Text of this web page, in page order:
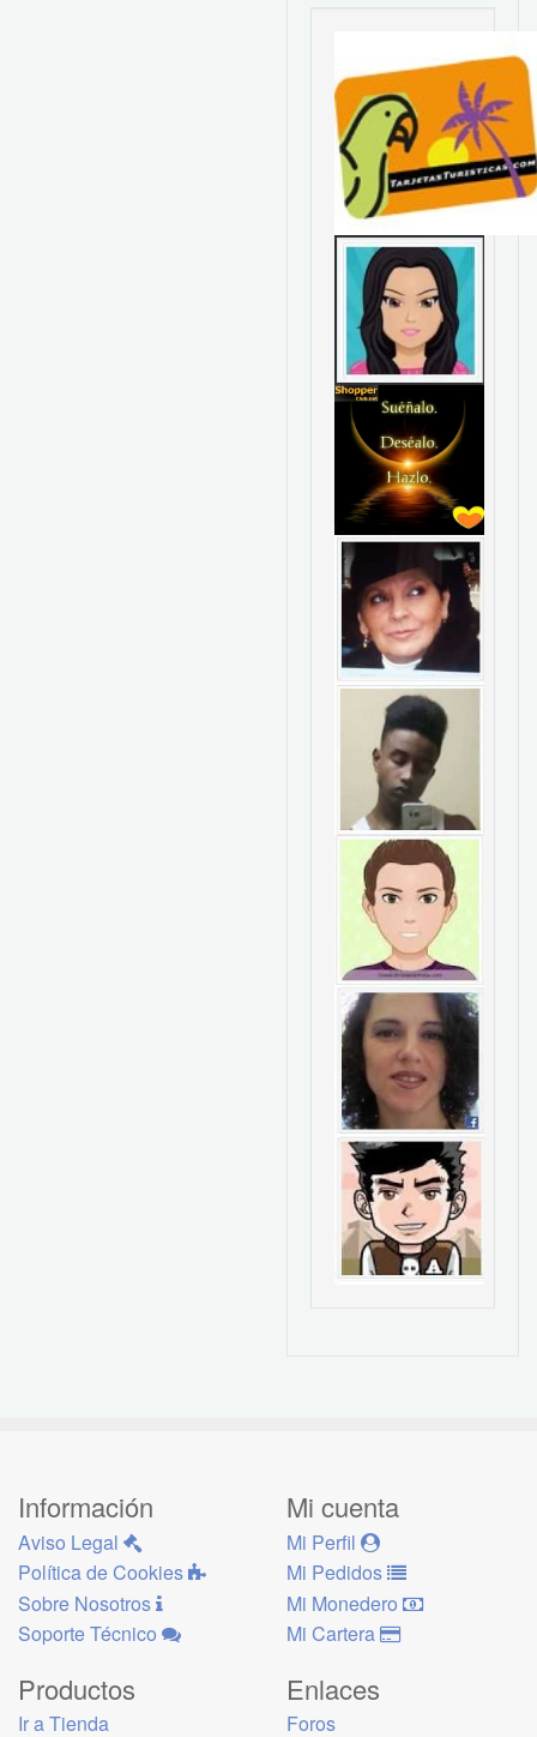
Información
Aviso Legal
Política de Cookies
Sobre Nosotros
Soporte Técnico
Mi cuenta
Mi Perfil
Mi Pedidos
Mi Monedero
Mi Cartera
Productos
Ir a Tienda
Enlaces
Foros